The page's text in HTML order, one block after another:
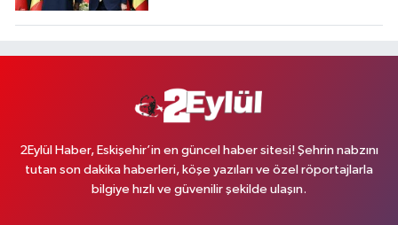
2Eylül Haber, Eskişehir’in en güncel haber sitesi! Şehrin nabzını
tutan son dakika haberleri, köşe yazıları ve özel röportajlarla
bilgiye hızlı ve güvenilir şekilde ulaşın.